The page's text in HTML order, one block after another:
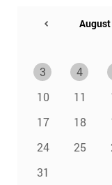
3
4
10
11
17
18
24
25
31